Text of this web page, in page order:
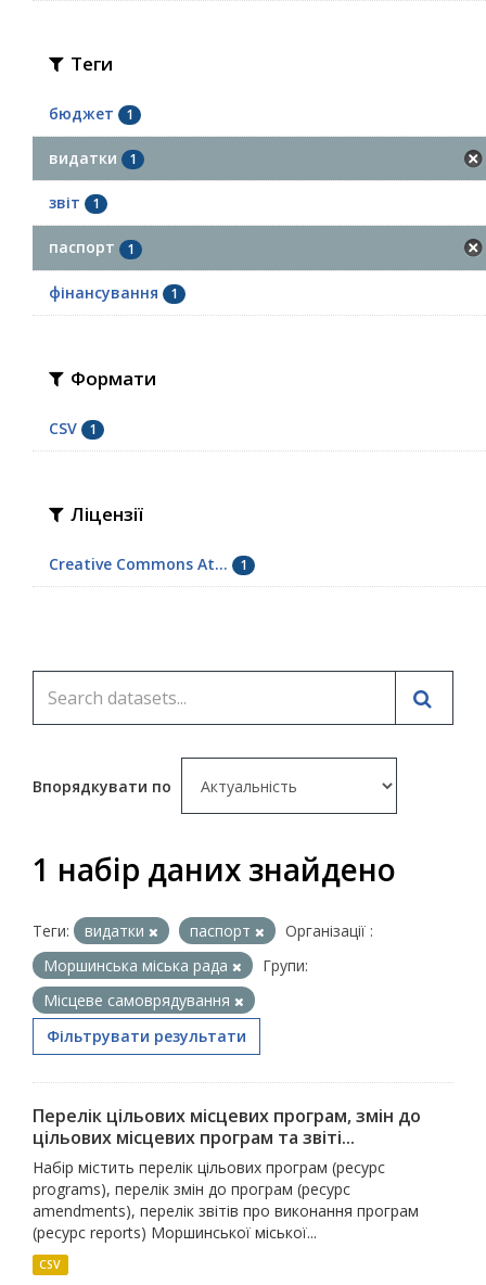
Теги
бюджет 1
видатки 1
звіт 1
паспорт 1
фінансування 1
Формати
CSV 1
Ліцензії
Creative Commons At... 1
Впорядкувати по
1 набір даних знайдено
Теги: видатки паспорт
Організації :
Моршинська міська рада
Групи:
Місцеве самоврядування
Фільтрувати результати
Перелік цільових місцевих програм, змін до
цільових місцевих програм та звіті...
Набір містить перелік цільових програм (ресурс
programs), перелік змін до програм (ресурс
amendments), перелік звітів про виконання програм
(ресурс reports) Моршинської міської...
CSV